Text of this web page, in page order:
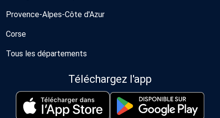
Provence-Alpes-Côte d'Azur
Corse
Tous les départements
Téléchargez l'app